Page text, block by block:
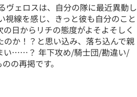
ェロスは、自分の隊に最近異動し
視線を感じ、きっと彼も自分のこと
日からリチの態度がよそよそしく
か！？と思い込み、落ち込んで親
い……？ 年下攻め/騎士団/勘違い/
の再掲です。